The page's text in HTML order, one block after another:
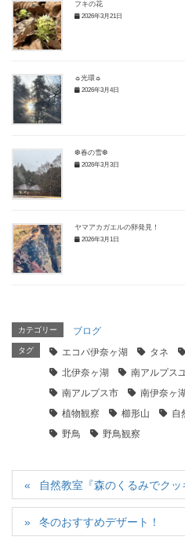
フキの花
2026年3月21日
☼光環☼
2026年3月4日
❆春の雪❆
2026年3月3日
ヤマアカガエルの卵発見！
2026年3月1日
カテゴリー ブログ
タグ エコパ伊奈ヶ湖 タネ
北伊奈ヶ湖
南アルプス
南アルプス市
南伊奈ヶ
植物観察
櫛形山 自
野鳥
野鳥観察
自然教室『森のくるみでク
冬のおすすめデザート！